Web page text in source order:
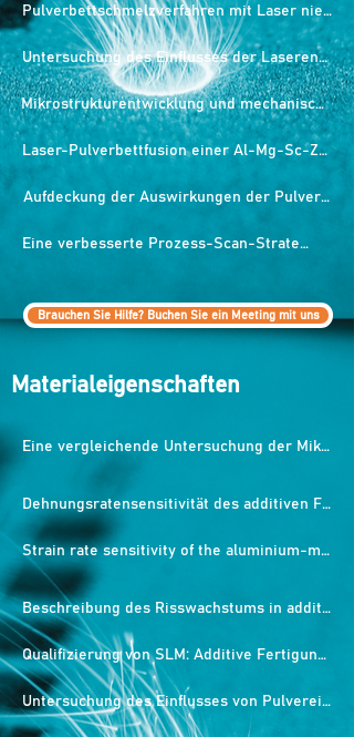
Pulverbettschmelzverfahren mit Laser niedriger Leistung von Scalmalloy®
Untersuchung des Einflusses der Laserenergiedichte auf die Oberflächenrauheit von Scalmalloy®-Proben, die mit DMLS-Technologie hergestellt wurden
Mikrostrukturentwicklung und mechanische Eigenschaftsreaktion von 3D-gedrucktem Scalmalloy mit unterschiedlichen Wärmebehandlungszeiten bei 325 °C
Laser-Pulverbettfusion einer Al-Mg-Sc-Zr-Legierung: Herstellung, Spitzenhärtungsreaktion und thermische Stabilität bei Spitzenhärte
Aufdeckung der Auswirkungen der Pulverwiederverwendung für das selektive Laserschmelzen durch Pulvercharakterisierung
Eine verbesserte Prozess-Scan-Strategie zur Erzielung hochleistungsfähiger Ermüdungseigenschaften für Scalmalloy®
Brauchen Sie Hilfe? Buchen Sie ein Meeting mit uns
Materialeigenschaften
Eine vergleichende Untersuchung der Mikrostruktur und mechanischen Eigenschaften additiv gefertigter Aluminiumlegierungen
Dehnungsratensensitivität des additiven Fertigungsmaterials Scalmalloy®
Strain rate sensitivity of the aluminium-magnesium-scandium alloy - Scalmalloy®
Beschreibung des Risswachstums in additiv gefertigtem Scalmalloy
Qualifizierung von SLM: Additive Fertigung für Aluminium
Untersuchung des Einflusses von Pulvereigenschaften und -handhabung auf den selektiven Laserschmelzprozess